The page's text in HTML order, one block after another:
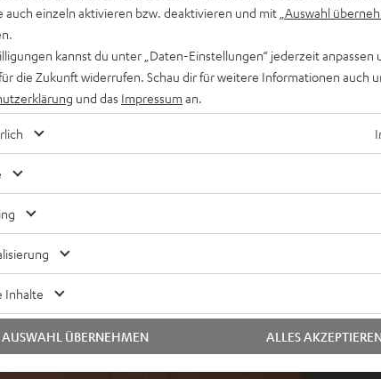
Standby,
Lautsprecherkabel und
11 Bewertungen)
auch einzeln aktivieren bzw. deaktivieren und mit „Auswahl
kannst du unter „Daten-Einstellungen“ jederzeit anpassen
die Zukunft widerrufen. Schau dir für weitere Informationen auch
und das Impressum an.
Inhalte
ALLES
AUSWAHL ÜBERNEHMEN